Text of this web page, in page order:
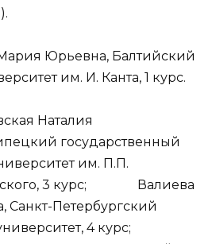
Юрьевна, Балтийский
им. И. Канта, 1 курс.
Наталия
государственный
им. П.П.
3 курс; Валиева
Санкт-Петербургский
университет, 4 курс;